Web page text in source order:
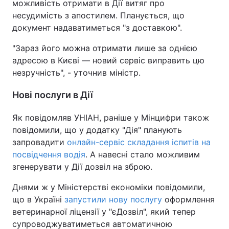
можливість отримати в Дії витяг про
несудимість з апостилем. Планується, що
документ надаватиметься "з доставкою".
"Зараз його можна отримати лише за однією
адресою в Києві — новий сервіс виправить цю
незручність", - уточнив міністр.
Нові послуги в Дії
Як повідомляв УНІАН, раніше у Мінцифри також
повідомили, що у додатку "Дія" планують
запровадити онлайн-сервіс складання іспитів на
посвідчення водія. А навесні стало можливим
згенерувати у Дії дозвіл на зброю.
Днями ж у Міністерстві економіки повідомили,
що в Україні запустили нову послугу оформлення
ветеринарної ліцензії у "єДозвіл", який тепер
супроводжуватиметься автоматичною